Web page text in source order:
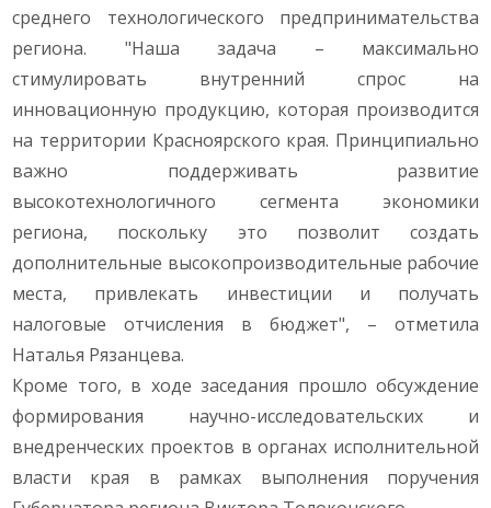
среднего технологического предпринимательства
региона. "Наша задача – максимально
стимулировать внутренний спрос на
инновационную продукцию, которая производится
на территории Красноярского края. Принципиально
важно поддерживать развитие
высокотехнологичного сегмента экономики
региона, поскольку это позволит создать
дополнительные высокопроизводительные рабочие
места, привлекать инвестиции и получать
налоговые отчисления в бюджет", – отметила
Наталья Рязанцева.
Кроме того, в ходе заседания прошло обсуждение
формирования научно-исследовательских и
внедренческих проектов в органах исполнительной
власти края в рамках выполнения поручения